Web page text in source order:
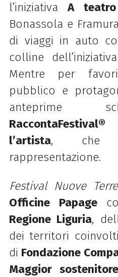
l’iniziativaA
Bonassola e
di viaggi in auto
colline dell’iniziativa
Mentre per
pubblico e
anteprime
RaccontaFestival®
l’artista, che
rappresentazione.
Festival Nuove Terre
Officine Papage
Regione Liguria,
dei territori
di Fondazione
Maggior